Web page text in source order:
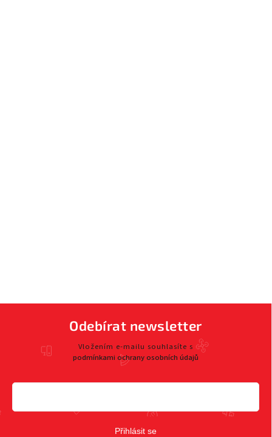
Odebírat newsletter
Vložením e-mailu souhlasíte s
podmínkami ochrany osobních údajů
Přihlásit se